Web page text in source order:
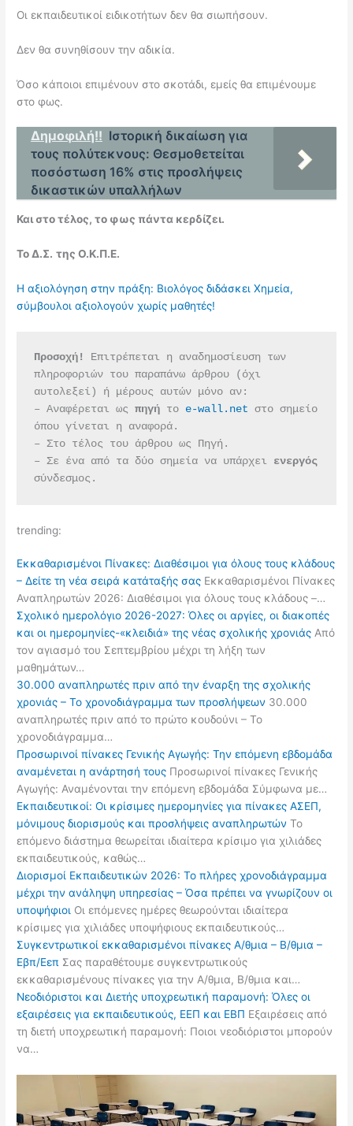
Οι εκπαιδευτικοί ειδικοτήτων δεν θα σιωπήσουν.
Δεν θα συνηθίσουν την αδικία.
Όσο κάποιοι επιμένουν στο σκοτάδι, εμείς θα επιμένουμε
στο φως.
Δημοφιλή!! Ιστορική δικαίωση για
τους πολύτεκνους: Θεσμοθετείται
ποσόστωση 16% στις προσλήψεις
δικαστικών υπαλλήλων
Και στο τέλος, το φως πάντα κερδίζει.
Το Δ.Σ. της Ο.Κ.Π.Ε.
Η αξιολόγηση στην πράξη: Βιολόγος διδάσκει Χημεία,
σύμβουλοι αξιολογούν χωρίς μαθητές!
Προσοχή!
Επιτρέπεται η αναδημοσίευση των
πληροφοριών του παραπάνω άρθρου (όχι
αυτολεξεί) ή μέρους αυτών μόνο αν:
– Αναφέρεται ως πηγή το e-wall.net στο σημείο
όπου γίνεται η αναφορά.
– Στο τέλος του άρθρου ως Πηγή.
– Σε ένα από τα δύο σημεία να υπάρχει
σύνδεσμος.
trending:
Εκκαθαρισμένοι Πίνακες: Διαθέσιμοι για όλους τους κλάδους
– Δείτε τη νέα σειρά κατάταξής σας Εκκαθαρισμένοι Πίνακες
Αναπληρωτών 2026: Διαθέσιμοι για όλους τους κλάδους –…
Σχολικό ημερολόγιο 2026-2027: Όλες οι αργίες, οι διακοπές
και οι ημερομηνίες-«κλειδιά» της νέας σχολικής χρονιάς Από
τον αγιασμό του Σεπτεμβρίου μέχρι τη λήξη των
μαθημάτων…
30.000 αναπληρωτές πριν από την έναρξη της σχολικής
χρονιάς – Το χρονοδιάγραμμα των προσλήψεων 30.000
αναπληρωτές πριν από το πρώτο κουδούνι – Το
χρονοδιάγραμμα…
Προσωρινοί πίνακες Γενικής Αγωγής: Την επόμενη εβδομάδα
αναμένεται η ανάρτησή τους Προσωρινοί πίνακες Γενικής
Αγωγής: Αναμένονται την επόμενη εβδομάδα Σύμφωνα με…
Εκπαιδευτικοί: Οι κρίσιμες ημερομηνίες για πίνακες ΑΣΕΠ,
μόνιμους διορισμούς και προσλήψεις αναπληρωτών Το
επόμενο διάστημα θεωρείται ιδιαίτερα κρίσιμο για χιλιάδες
εκπαιδευτικούς, καθώς…
Διορισμοί Εκπαιδευτικών 2026: Το πλήρες χρονοδιάγραμμα
μέχρι την ανάληψη υπηρεσίας – Όσα πρέπει να γνωρίζουν οι
υποψήφιοι Οι επόμενες ημέρες θεωρούνται ιδιαίτερα
κρίσιμες για χιλιάδες υποψήφιους εκπαιδευτικούς…
Συγκεντρωτικοί εκκαθαρισμένοι πίνακες Α/θμια – Β/θμια –
Εβπ/Εεπ Σας παραθέτουμε συγκεντρωτικούς
εκκαθαρισμένους πίνακες για την Α/θμια, Β/θμια και…
Νεοδιόριστοι και Διετής υποχρεωτική παραμονή: Όλες οι
εξαιρέσεις για εκπαιδευτικούς, ΕΕΠ και ΕΒΠ Εξαιρέσεις από
τη διετή υποχρεωτική παραμονή: Ποιοι νεοδιόριστοι μπορούν
να…